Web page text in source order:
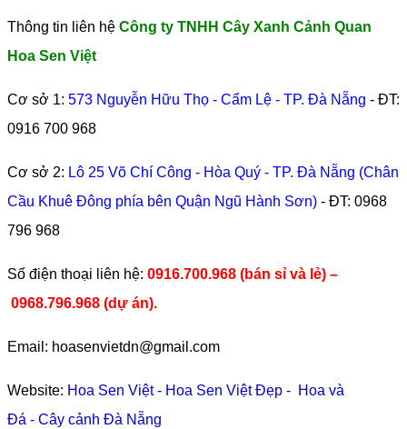
Thông tin liên hệ Công ty TNHH Cây Xanh Cảnh Quan
Hoa Sen Việt
Cơ sở 1: 573 Nguyễn Hữu Thọ - Cẩm Lệ - TP. Đà Nẵng - ĐT:
0916 700 968
Cơ sở 2: Lô 25 Võ Chí Công - Hòa Quý - TP. Đà Nẵng (Chân
Cầu Khuê Đông phía bên Quận Ngũ Hành Sơn) - ĐT: 0968
796 968
​Số điện thoại liên hệ: 0916.700.968 (bán sỉ và lẻ) –
0968.796.968 (dự án).
Email: hoasenvietdn@gmail.com
Website: Hoa Sen Việt- Hoa Sen Việt Đẹp - Hoa và
Đá - Cây cảnh Đà Nẵng